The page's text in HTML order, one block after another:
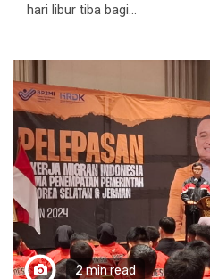
hari libur tiba bagi...
2 min read